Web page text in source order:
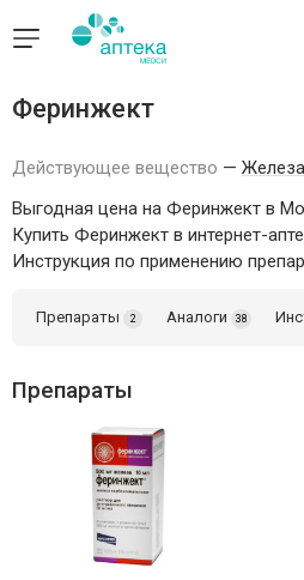
Феринжект
Действующее вещество —
Выгодная цена на Феринжект в
Купить Феринжект в интернет-
Инструкция по применению
Препараты 2 Аналоги 38
Препараты